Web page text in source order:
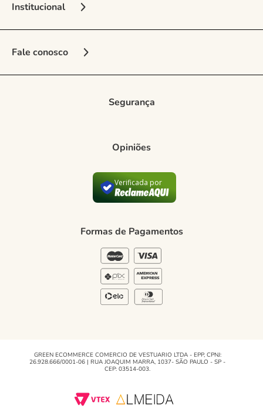
Institucional
Sobre a Marca
Nossas Lojas
Regulamento e Promoções
Trocas e devoluções
Formas de Pagamento
Regulamento e Promoções
Fale conosco
Vendedora Online
Segurança
Opiniões
Verificada por
Formas de Pagamentos
GREEN ECOMMERCE COMERCIO DE VESTUARIO LTDA - EPP, CPNJ:
26.928.666/0001-06 | RUA JOAQUIM MARRA, 1037- SÃO PAULO - SP -
CEP: 03514-003.